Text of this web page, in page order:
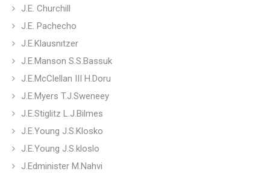
J.E. Churchill
J.E. Pachecho
J.E.Klausnıtzer
J.E.Manson S.S.Bassuk
J.E.McClellan III H.Doru
J.E.Myers T.J.Sweneey
J.E.Stiglitz L.J.Bilmes
J.E.Young J.S.Klosko
J.E.Young J.S.kloslo
J.Edminister M.Nahvi